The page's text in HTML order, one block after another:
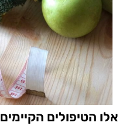
אלו הטיפולים